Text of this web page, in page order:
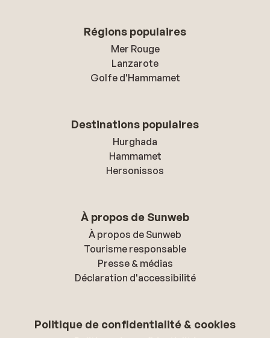
Régions populaires
Mer Rouge
Lanzarote
Golfe d'Hammamet
Destinations populaires
Hurghada
Hammamet
Hersonissos
À propos de Sunweb
À propos de Sunweb
Tourisme responsable
Presse & médias
Déclaration d'accessibilité
Politique de confidentialité & cookies